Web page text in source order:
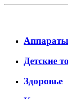
Детские
Здоровье